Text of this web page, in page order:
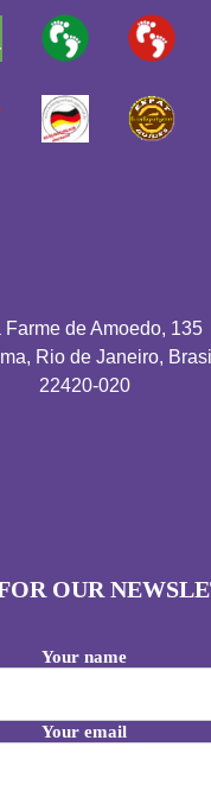
Farme de Amoedo, 135
Rio de Janeiro, Brasil
22420-020
OUR
Your name
Your email